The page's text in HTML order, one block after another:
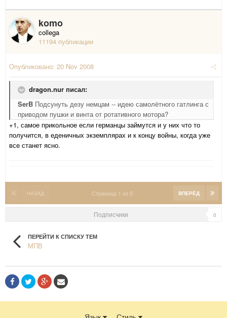
komo
collega
11194 публикации
Опубликовано: 20 Nov 2008
dragon.nur писал:
SerB Подсунуть дезу немцам -- идею самолётного гатлинга с
приводом пушки и винта от ротативного мотора?
+1, самое прикольное если германцы займутся и у них что то
получится, в еденичных экземплярах и к концу войны, когда уже
все станет ясно.
НАЗАД ВПЕРЁД
Страница 1 из 5
Подписчики 0
ПЕРЕЙТИ К СПИСКУ ТЕМ
МПВ